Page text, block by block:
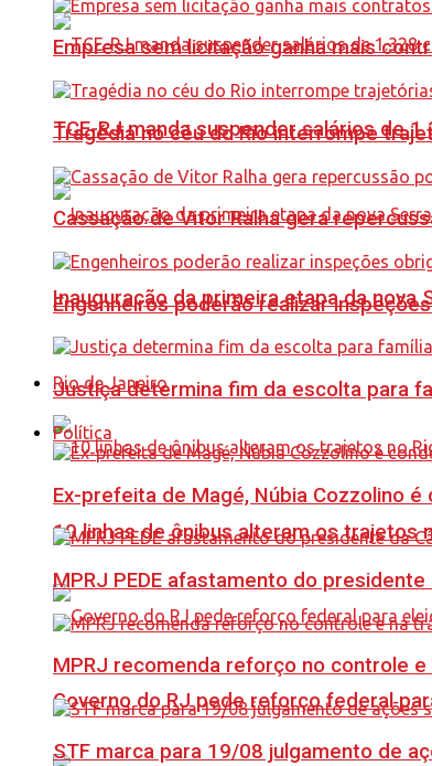
TCE-RJ manda suspender salários de
Inauguração da primeira etapa da nova
Rio de Janeiro
10 linhas de ônibus alteram os trajetos
Governo do RJ pede reforço federal
Empresa sem licitação ganha mais
Tragédia no céu do Rio interrompe
Cassação de Vitor Ralha gera
Engenheiros poderão realizar
Justiça determina fim da escolta para
Política
Ex-prefeita de Magé, Núbia Cozzolino
MPRJ PEDE afastamento do
MPRJ recomenda reforço no controle
STF marca para 19/08 julgamento de